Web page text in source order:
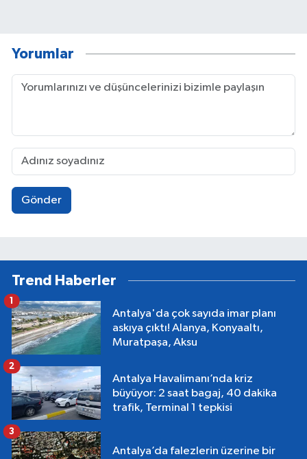
Yorumlar
Gönder
Trend Haberler
Antalya'da çok sayıda imar planı
askıya çıktı! Alanya, Konyaaltı,
Muratpaşa, Aksu
1
Antalya Havalimanı’nda kriz
büyüyor: 2 saat bagaj, 40 dakika
trafik, Terminal 1 tepkisi
2
Antalya’da falezlerin üzerine bir
3